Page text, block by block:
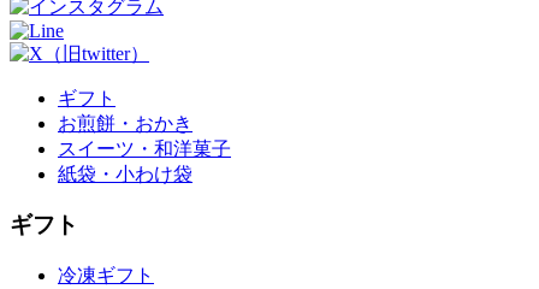
ギフト
お煎餅・おかき
スイーツ・和洋菓子
紙袋・小わけ袋
ギフト
冷凍ギフト